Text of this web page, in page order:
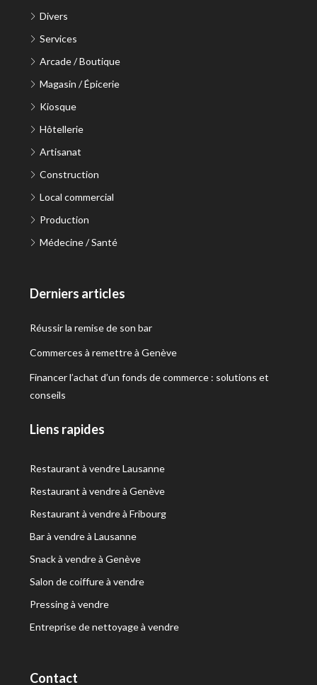
Divers
Services
Arcade / Boutique
Magasin / Épicerie
Kiosque
Hôtellerie
Artisanat
Construction
Local commercial
Production
Médecine / Santé
Derniers articles
Réussir la remise de son bar
Commerces à remettre à Genève
Financer l’achat d’un fonds de commerce : solutions et
conseils
Liens rapides
Restaurant à vendre Lausanne
Restaurant à vendre à Genève
Restaurant à vendre à Fribourg
Bar à vendre à Lausanne
Snack à vendre à Genève
Salon de coiffure à vendre
Pressing à vendre
Entreprise de nettoyage à vendre
Contact